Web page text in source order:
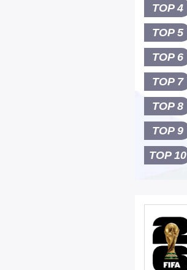
TOP 4
TOP 5
TOP 6
TOP 7
TOP 8
TOP 9
TOP 10